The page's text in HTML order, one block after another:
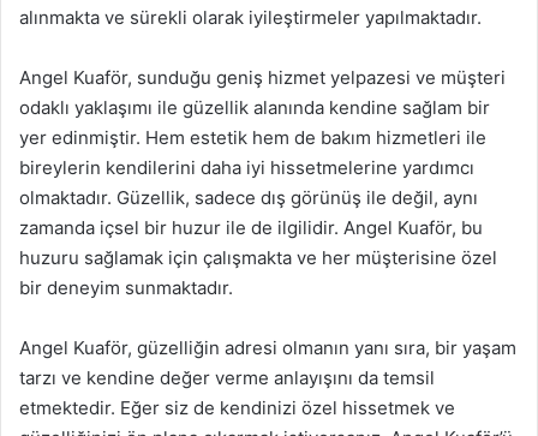
alınmakta ve sürekli olarak iyileştirmeler yapılmaktadır.
Angel Kuaför, sunduğu geniş hizmet yelpazesi ve müşteri
odaklı yaklaşımı ile güzellik alanında kendine sağlam bir
yer edinmiştir. Hem estetik hem de bakım hizmetleri ile
bireylerin kendilerini daha iyi hissetmelerine yardımcı
olmaktadır. Güzellik, sadece dış görünüş ile değil, aynı
zamanda içsel bir huzur ile de ilgilidir. Angel Kuaför, bu
huzuru sağlamak için çalışmakta ve her müşterisine özel
bir deneyim sunmaktadır.
Angel Kuaför, güzelliğin adresi olmanın yanı sıra, bir yaşam
tarzı ve kendine değer verme anlayışını da temsil
etmektedir. Eğer siz de kendinizi özel hissetmek ve